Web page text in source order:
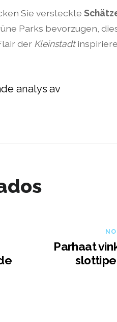
Sie versteckte
Parks bevorzugen,
der Kleinstadt
analys av
Parhaat